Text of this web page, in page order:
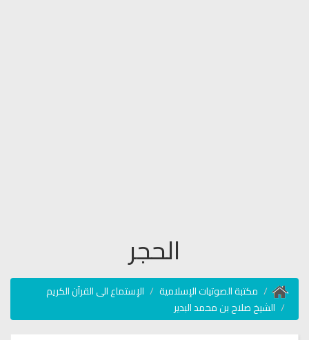
الحجر
مكتبة الصوتيات الإسلامية
الإستماع الى القرآن الكريم
الشيخ صلاح بن محمد البدير